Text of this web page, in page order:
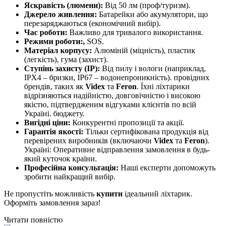
Яскравість (люмени): Від 50 лм (проф/туризм).
Джерело живлення: Батарейки або акумулятори, що
перезаряджаються (економічний вибір).
Час роботи: Важливо для тривалого використання.
Режими роботи:, SOS.
Матеріал корпусу: Алюміній (міцність), пластик
(легкість), гума (захист).
Ступінь захисту (IP): Від пилу і вологи (наприклад,
IPX4 – бризки, IP67 – водонепроникність). провідних
брендів, таких як Videx та Feron. Їхні ліхтарики
відрізняються надійністю, довговічністю і високою
якістю, підтвердженим відгуками клієнтів по всій
Україні. бюджету.
Вигідні ціни: Конкурентні пропозиції та акції.
Гарантія якості: Тільки сертифікована продукція від
перевірених виробників (включаючи Videx та Feron).
Україні: Оперативне відправлення замовлення в будь-
який куточок країни.
Професійна консультація: Наші експерти допоможуть
зробити найкращий вибір.
Не пропустіть можливість купити ідеальний ліхтарик.
Оформіть замовлення зараз!
Читати повністю